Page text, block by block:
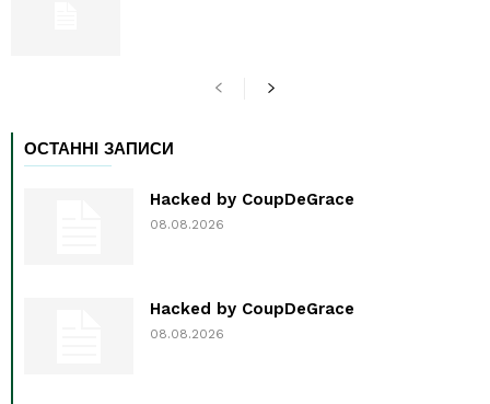
ОСТАННІ ЗАПИСИ
Hacked by CoupDeGrace
08.08.2026
Hacked by CoupDeGrace
08.08.2026